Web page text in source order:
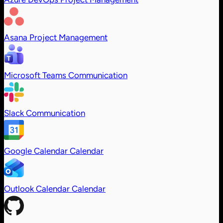
Asana Project Management
Microsoft Teams Communication
Slack Communication
Google Calendar Calendar
Outlook Calendar Calendar